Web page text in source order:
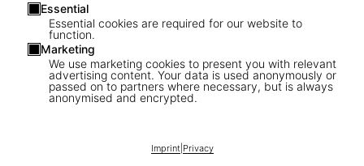
Essential
Essential cookies are required for our website to
function.
Marketing
We use marketing cookies to present you with relevant
advertising content. Your data is used anonymously or
passed on to partners where necessary, but is always
anonymised and encrypted.
Imprint| Privacy